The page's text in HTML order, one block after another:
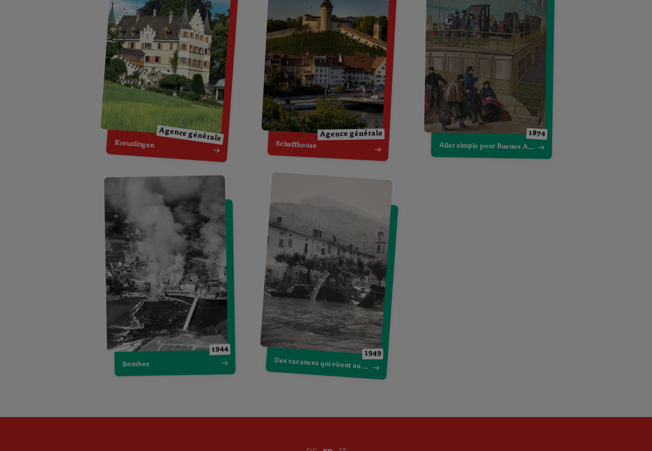
Kreuzlingen
Agence générale
Schaffhouse
Agence générale
Aller simple pour Buenos Aires
1874
Bombes
1944
Des vacances qui virent au cauchemar
1949